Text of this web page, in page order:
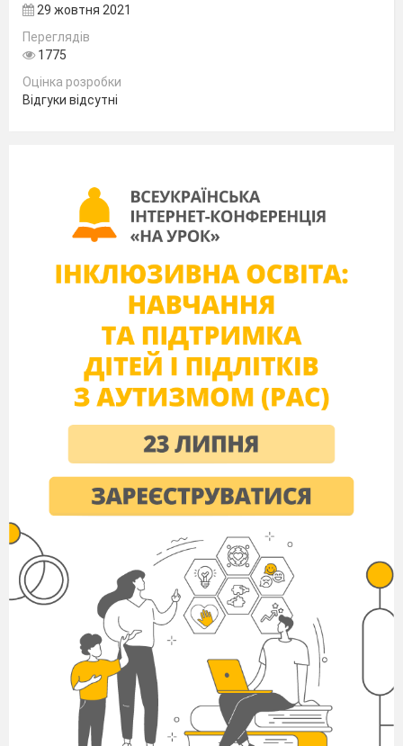
I Вступ
II Задачі для 5 го класу
1. Дії з натуральними числами
Дії з десятковими дробами
3. Відсотки
III Задачі для 6 го класу
1.
Діаграми
Розв’язування рівнянь і задач за
допомогою рівнянь
Відношення і пропорції
Висновки
Додатки
29 жовтня 2021
Переглядів
1775
Оцінка розробки
Відгуки відсутні